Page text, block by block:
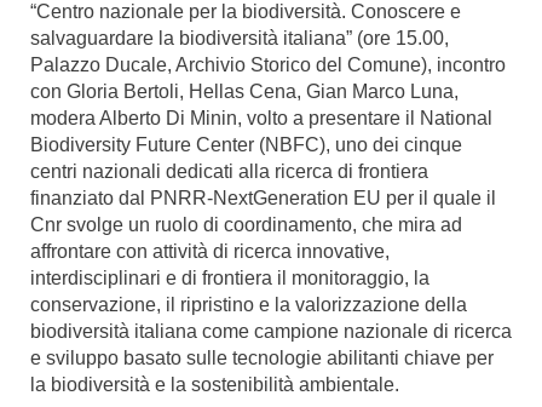
“Centro nazionale per la biodiversità. Conoscere e
salvaguardare la biodiversità italiana” (ore 15.00,
Palazzo Ducale, Archivio Storico del Comune), incontro
con Gloria Bertoli, Hellas Cena, Gian Marco Luna,
modera Alberto Di Minin, volto a presentare il National
Biodiversity Future Center (NBFC), uno dei cinque
centri nazionali dedicati alla ricerca di frontiera
finanziato dal PNRR-NextGeneration EU per il quale il
Cnr svolge un ruolo di coordinamento, che mira ad
affrontare con attività di ricerca innovative,
interdisciplinari e di frontiera il monitoraggio, la
conservazione, il ripristino e la valorizzazione della
biodiversità italiana come campione nazionale di ricerca
e sviluppo basato sulle tecnologie abilitanti chiave per
la biodiversità e la sostenibilità ambientale.